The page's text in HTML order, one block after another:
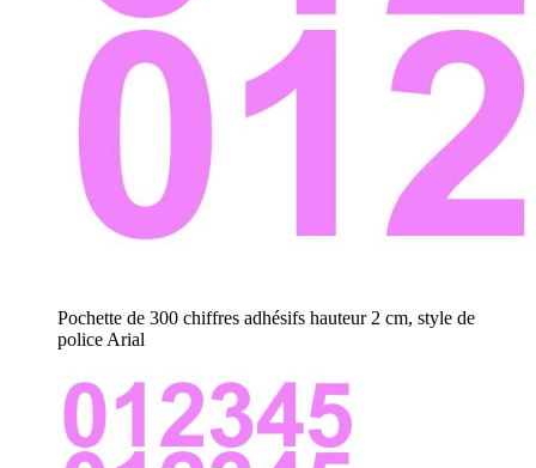
Pochette de 300 chiffres adhésifs hauteur 2 cm, style de
police Arial